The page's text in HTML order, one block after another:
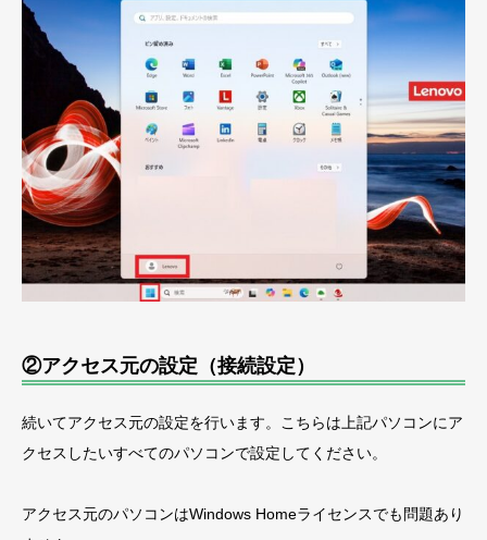
②アクセス元の設定（接続設定）
続いてアクセス元の設定を行います。こちらは上記パソコンにア
クセスしたいすべてのパソコンで設定してください。
アクセス元のパソコンはWindows Homeライセンスでも問題あり